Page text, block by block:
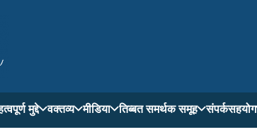
मुद्दे वक्तव्य मीडिया तिब्बत समर्थक समूह संपर्कसहयोग